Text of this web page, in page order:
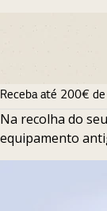
Receba até 200€
Na recolha do seu
equipamento